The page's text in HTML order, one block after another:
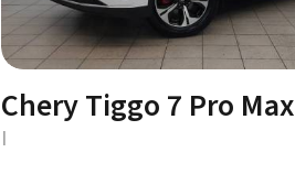
Chery Tiggo 7 Pro Max
I